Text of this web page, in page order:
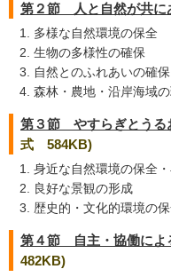
第２節 人と自然が共に
多様な自然環境の保全
生物の多様性の確保
自然とのふれあいの確保
森林・農地・沿岸海域
第３節 やすらぎとうる
式 584KB)
身近な自然環境の保全
良好な景観の形成
歴史的・文化的環境の
第４節 自主・協働によ
482KB)